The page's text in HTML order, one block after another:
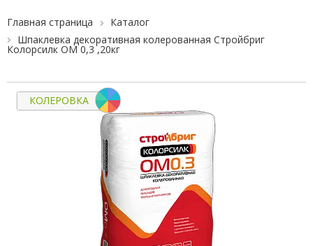
Главная страница
Каталог
Шпаклевка декоративная колерованная Стройбриг
Колорсилк ОМ 0,3 ,20кг
КОЛЕРОВКА